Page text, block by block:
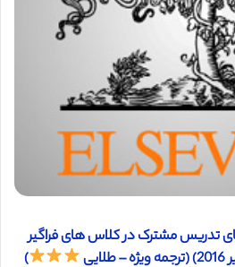
تدریس مشترک در کلاس های فراگیر
)